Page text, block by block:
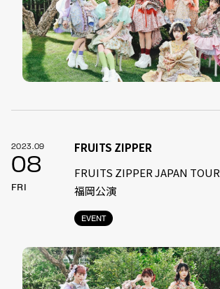
2023.09
08
FRI
EVENT
FRUITS ZIPPER
FRUITS ZIPPER JAPAN
福岡公演